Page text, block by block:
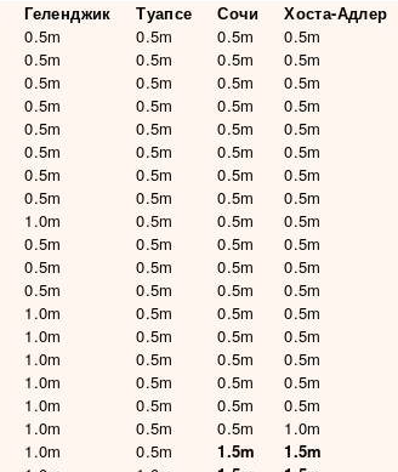
Геленджик
0.5m
0.5m
0.5m
0.5m
0.5m
0.5m
0.5m
0.5m
1.0m
0.5m
0.5m
0.5m
1.0m
1.0m
1.0m
1.0m
1.0m
1.0m
1.0m
Туапсе
0.5m
0.5m
0.5m
0.5m
0.5m
0.5m
0.5m
0.5m
0.5m
0.5m
0.5m
0.5m
0.5m
0.5m
0.5m
0.5m
0.5m
0.5m
0.5m
Сочи
0.5m
0.5m
0.5m
0.5m
0.5m
0.5m
0.5m
0.5m
0.5m
0.5m
0.5m
0.5m
0.5m
0.5m
0.5m
0.5m
0.5m
0.5m
1.5m
Хоста-Адлер
0.5m
0.5m
0.5m
0.5m
0.5m
0.5m
0.5m
0.5m
0.5m
0.5m
0.5m
0.5m
0.5m
0.5m
0.5m
0.5m
0.5m
1.0m
1.5m